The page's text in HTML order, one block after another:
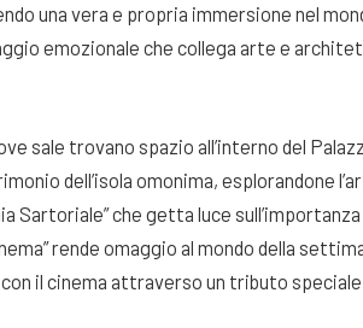
una vera e propria immersione nel
emozionale che collega arte e
sale trovano spazio all’interno del
dell’isola omonima, esplorandone
Sartoriale” che getta luce
rende omaggio al mondo della
con il cinema attraverso un tributo